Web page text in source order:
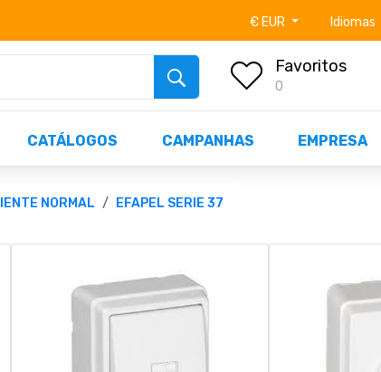
centenas de produtos disponíveis STOCK OFF!
€ EUR Idiomas
Favoritos
0
CATÁLOGOS CAMPANHAS EMPRESA
NORMAL EFAPEL SERIE 37